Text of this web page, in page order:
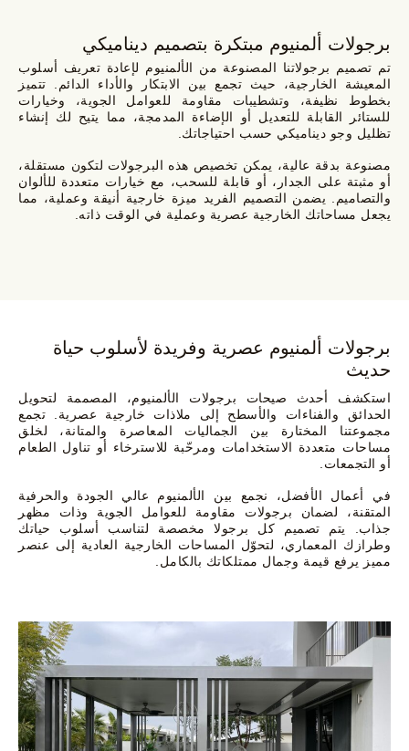
برجولات ألمنيوم مبتكرة بتصميم ديناميكي
تم تصميم برجولاتنا المصنوعة من الألمنيوم لإعادة تعريف أسلوب
المعيشة الخارجية، حيث تجمع بين الابتكار والأداء الدائم. تتميز
بخطوط نظيفة، وتشطيبات مقاومة للعوامل الجوية، وخيارات
للستائر القابلة للتعديل أو الإضاءة المدمجة، مما يتيح لك إنشاء
تظليل وجو ديناميكي حسب احتياجاتك.
مصنوعة بدقة عالية، يمكن تخصيص هذه البرجولات لتكون مستقلة،
أو مثبتة على الجدار، أو قابلة للسحب، مع خيارات متعددة للألوان
والتصاميم. يضمن التصميم الفريد ميزة خارجية أنيقة وعملية، مما
يجعل مساحاتك الخارجية عصرية وعملية في الوقت ذاته.
برجولات ألمنيوم عصرية وفريدة لأسلوب حياة
حديث
استكشف أحدث صيحات برجولات الألمنيوم، المصممة لتحويل
الحدائق والفناءات والأسطح إلى ملاذات خارجية عصرية. تجمع
مجموعتنا المختارة بين الجماليات المعاصرة والمتانة، لخلق
مساحات متعددة الاستخدامات ومرحّبة للاسترخاء أو تناول الطعام
أو التجمعات.
في أعمال الأفضل، نجمع بين الألمنيوم عالي الجودة والحرفية
المتقنة، لضمان برجولات مقاومة للعوامل الجوية وذات مظهر
جذاب. يتم تصميم كل برجولا مخصصة لتناسب أسلوب حياتك
وطرازك المعماري، لتحوّل المساحات الخارجية العادية إلى عنصر
مميز يرفع قيمة وجمال ممتلكاتك بالكامل.